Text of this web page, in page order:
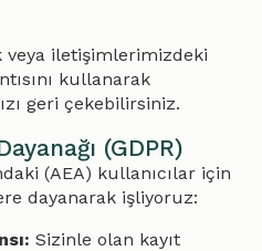
veya iletişimlerimizdeki
kullanarak
geri çekebilirsiniz.
(GDPR)
(AEA) kullanıcılar için
dayanarak işliyoruz:
Sizinle olan kayıt